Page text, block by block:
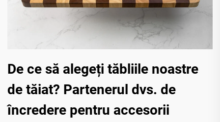
De ce să alegeți tăbliile noastre
de tăiat? Partenerul dvs. de
încredere pentru accesorii